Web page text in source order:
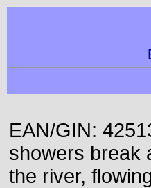
EAN/GIN:
showers break
the river,